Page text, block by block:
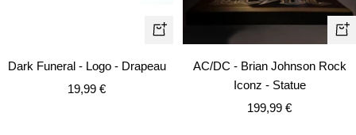
Ajouter
Dark Funeral - Logo - Drapeau
Prix
19,99 €
au
AC/DC - Brian Johnson Rock
Iconz - Statue
Prix
199,99 €